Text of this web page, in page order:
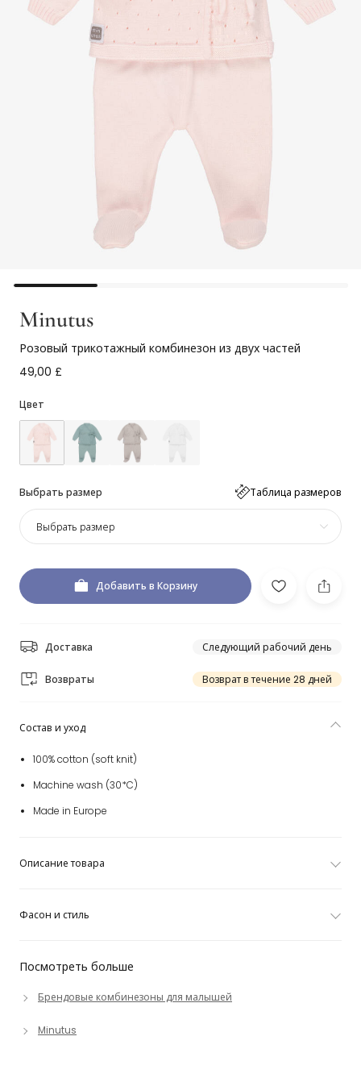
Minutus
Розовый трикотажный комбинезон из двух частей
49,00 £
Цвет
Выбрать размер Таблица размеров
Выбрать размер
Добавить в Корзину
Доставка Следующий рабочий день
Возвраты Возврат в течение 28 дней
Посмотреть больше
Брендовые комбинезоны для малышей
Minutus
Состав и уход
100% cotton (soft knit)
Machine wash (30*C)
Made in Europe
Описание товара
Фасон и стиль